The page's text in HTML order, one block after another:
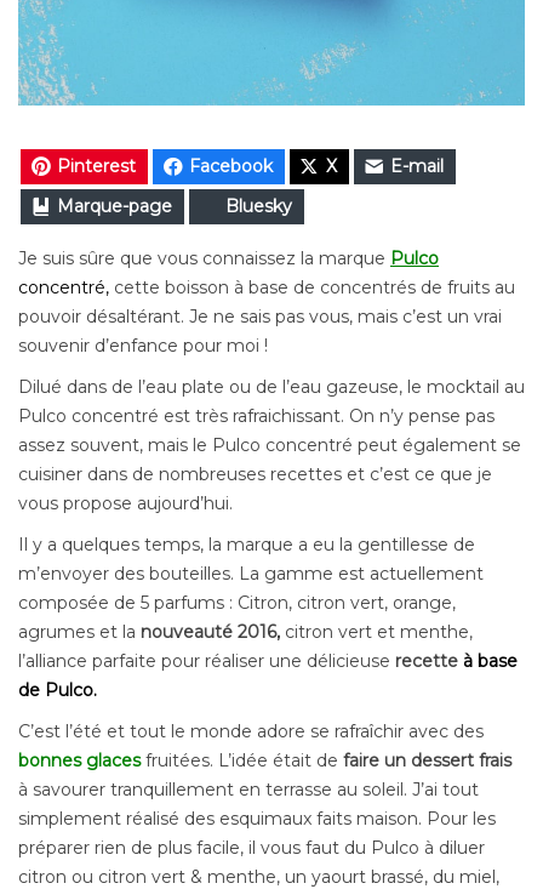
Pinterest Facebook X
E-mail
Marque-page
Bluesky
Je suis sûre que vous connaissez la marque Pulco
concentré, cette boisson à base de concentrés de fruits au
pouvoir désaltérant. Je ne sais pas vous, mais c’est un vrai
souvenir d’enfance pour moi !
Dilué dans de l’eau plate ou de l’eau gazeuse, le mocktail au
Pulco concentré est très rafraichissant. On n’y pense pas
assez souvent, mais le Pulco concentré peut également se
cuisiner dans de nombreuses recettes et c’est ce que je
vous propose aujourd’hui.
Il y a quelques temps, la marque a eu la gentillesse de
m’envoyer des bouteilles. La gamme est actuellement
composée de 5 parfums : Citron, citron vert, orange,
agrumes et la nouveauté 2016, citron vert et menthe,
l’alliance parfaite pour réaliser une délicieuse recette à base
de Pulco.
C’est l’été et tout le monde adore se rafraîchir avec des
bonnes glacesfruitées. L’idée était de faire un dessert frais
à savourer tranquillement en terrasse au soleil. J’ai tout
simplement réalisé des esquimaux faits maison. Pour les
préparer rien de plus facile, il vous faut du Pulco à diluer
citron ou citron vert & menthe, un yaourt brassé, du miel,